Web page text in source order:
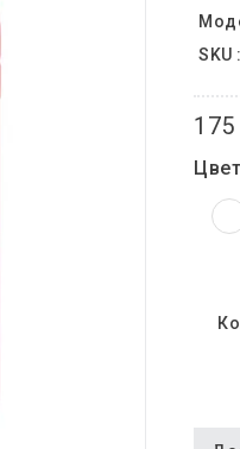
SKU :
175